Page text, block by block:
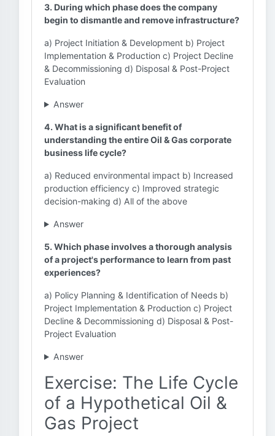
3. During which phase does the company
begin to dismantle and remove infrastructure?
a) Project Initiation & Development b) Project
Implementation & Production c) Project Decline
& Decommissioning d) Disposal & Post-Project
Evaluation
Answer
4. What is a significant benefit of
understanding the entire Oil & Gas corporate
business life cycle?
a) Reduced environmental impact b) Increased
production efficiency c) Improved strategic
decision-making d) All of the above
Answer
5. Which phase involves a thorough analysis
of a project's performance to learn from past
experiences?
a) Policy Planning & Identification of Needs b)
Project Implementation & Production c) Project
Decline & Decommissioning d) Disposal & Post-
Project Evaluation
Answer
Exercise: The Life Cycle
of a Hypothetical Oil &
Gas Project